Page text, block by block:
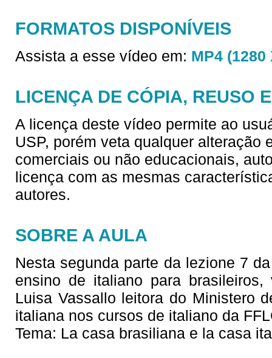
FORMATOS DISPONÍVEIS
Assista a esse vídeo em: MP4 (1280
LICENÇA DE CÓPIA, REUSO
A licença deste vídeo permite ao
USP, porém veta qualquer alteração
comerciais ou não educacionais,
licença com as mesmas
autores.
SOBRE A AULA
Nesta segunda parte da lezione 7
ensino de italiano para
Luisa Vassallo leitora do Ministero
italiana nos cursos de italiano da
Tema: La casa brasiliana e la casa